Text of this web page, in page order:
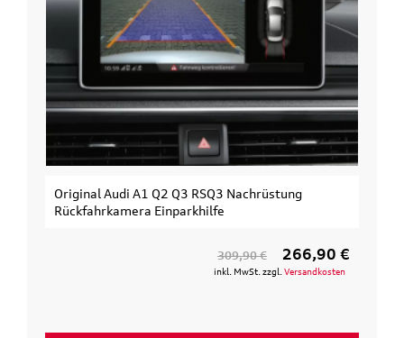
Original Audi A1 Q2 Q3 RSQ3 Nachrüstung
Rückfahrkamera Einparkhilfe
309,90 € 266,90 €
inkl. MwSt. zzgl. Versandkosten